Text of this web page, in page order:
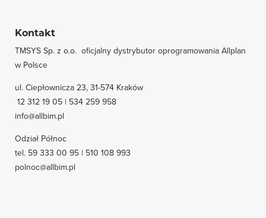
Kontakt
TMSYS Sp. z o.o. ­ oficjalny dystrybutor oprogramowania Allplan
w Polsce
ul. Ciepłownicza 23, 31-574 Kraków
12 312 19 05 | 534 259 958
info@allbim.pl
Odział Północ
tel. 59 333 00 95 | 510 108 993
polnoc@allbim.pl